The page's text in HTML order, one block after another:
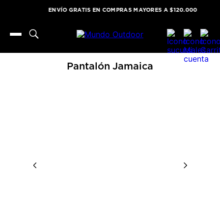
ENVÍO GRATIS EN COMPRAS MAYORES A $120.000
Pantalón Jamaica